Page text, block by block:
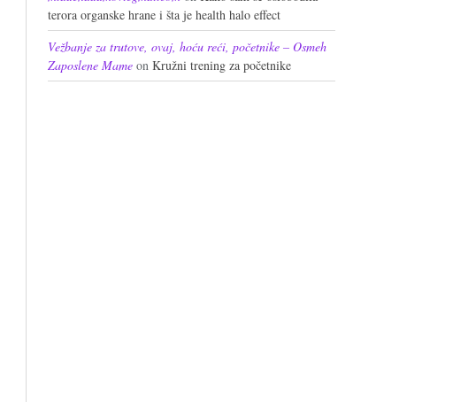
terora organske hrane i šta je health halo effect
Vežbanje za trutove, ovaj, hoću reći, početnike – Osmeh
Zaposlene Mame on Kružni trening za početnike